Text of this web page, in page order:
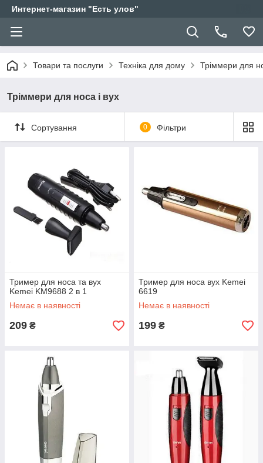
Интернет-магазин "Есть улов"
Товари та послуги Техніка для дому Тріммери для
Тріммери для носа і вух
Сортування 0 Фільтри
Тример для носа та вух
Kemei KM9688 2 в 1
Немає в наявності
209 ₴
Тример для носа вух Kemei
6619
Немає в наявності
199 ₴